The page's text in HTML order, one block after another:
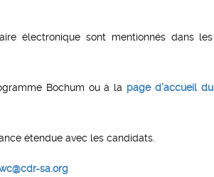
électronique sont mentionnés dans les
Bochum ou à la page d’accueil du
étendue avec les candidats.
sa.org